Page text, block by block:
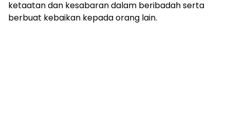
ketaatan dan kesabaran dalam beribadah serta
berbuat kebaikan kepada orang lain.